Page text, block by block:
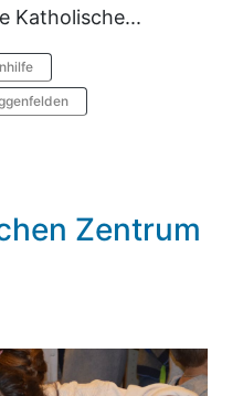
Katholische...
Zentrum